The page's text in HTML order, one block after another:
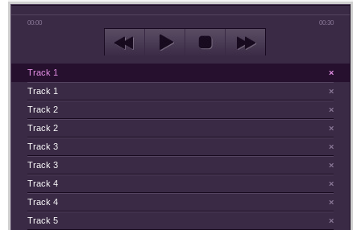
00:00 00:30
×
Track 1
×
Track 1
×
Track 2
×
Track 2
×
Track 3
×
Track 3
×
Track 4
×
Track 4
×
Track 5